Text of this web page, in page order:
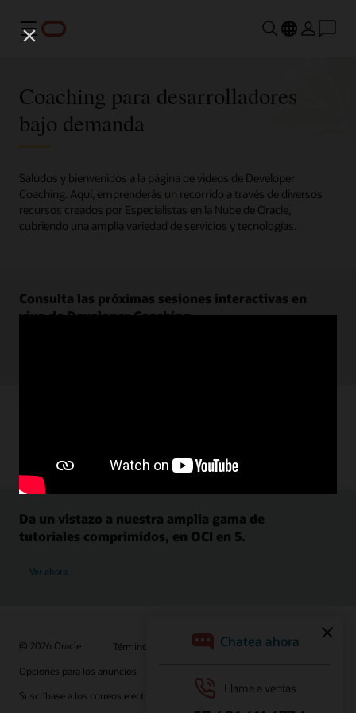
Menú
Coaching para desarrolladores
bajo demanda
Saludos y bienvenidos a la página de videos de Developer
Coaching. Aquí, emprenderás un recorrido a través de diversos
recursos creados por Especialistas en la Nube de Oracle,
cubriendo una amplia variedad de servicios y tecnologías.
Consulta las próximas sesiones interactivas en
vivo de Developer Coaching.
Da un vistazo a nuestra amplia gama de
tutoriales comprimidos, en OCI en 5.
Ver ahora
© 2026 Oracle
Términos de uso y privacidad
Opciones para los anuncios
Suscríbase a los correos electrónicos
Línea de ayuda de integridad